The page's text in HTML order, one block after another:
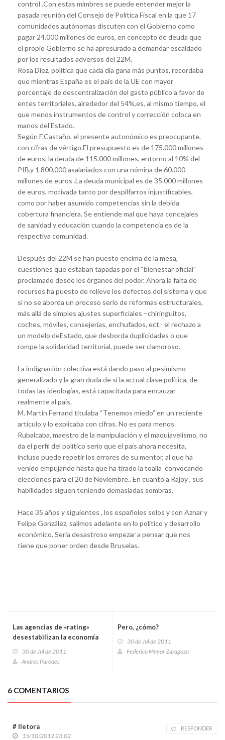
control .Con estas mimbres se puede entender mejor la
pasada reunión del Consejo de Política Fiscal en la que 17
comunidades autónomas discuten con el Gobierno como
pagar 24.000 millones de euros, en concepto de deuda que
el propio Gobierno se ha apresurado a demandar escaldado
por los resultados adversos del 22M.
Rosa Diez, política que cada día gana más puntos, recordaba
que mientras España es el país de la UE con mayor
porcentaje de descentralización del gasto público a favor de
entes territoriales, alrededor del 54%,es, al mismo tiempo, el
que menos instrumentos de control y corrección coloca en
manos del Estado.
Según F.Castaño, el presente autonómico es preocupante,
con cifras de vértigo.El presupuesto es de 175.000 millones
de euros, la deuda de 115.000 millones, entorno al 10% del
PIB,y 1.800.000 asalariados con una nómina de 60.000
millones de euros .La deuda municipal es de 35.000 millones
de euros, motivada tanto por despilfarros injustificables,
como por haber asumido competencias sin la debida
cobertura financiera. Se entiende mal que haya concejales
de sanidad y educación cuando la competencia es de la
respectiva comunidad.
Después del 22M se han puesto encima de la mesa,
cuestiones que estaban tapadas por el “bienestar oficial”
proclamado desde los órganos del poder. Ahora la falta de
recursos ha puesto de relieve los defectos del sistema y que
si no se aborda un proceso serio de reformas estructurales,
más allá de simples ajustes superficiales –chiringuitos,
coches, móviles, consejerías, enchufados, ect.- el rechazo a
un modelo deEstado, que desborda duplicidades o que
rompe la solidaridad territorial, puede ser clamoroso.
La indignación colectiva está dando paso al pesimismo
generalizado y la gran duda de si la actual clase política, de
todas las ideologías, está capacitada para encauzar
realmente al país.
M. Martin Ferrand titulaba “Tenemos miedo” en un reciente
artículo y lo explicaba con cifras. No es para menos.
Rubalcaba, maestro de la manipulación y el maquiavelismo, no
da el perfil del político serio que el país ahora necesita,
incluso puede repetir los errores de su mentor, al que ha
venido empujando hasta que ha tirado la toalla convocando
elecciones para el 20 de Noviembre.. En cuanto a Rajoy , sus
habilidades siguen teniendo demasiadas sombras.
Hace 35 años y siguientes , los españoles solos y con Aznar y
Felipe González, salimos adelante en lo político y desarrollo
económico. Sería desastroso empezar a pensar que nos
tiene que poner orden desde Bruselas.
Las agencias de «rating»
desestabilizan la economía
nacional
30 de Jul de 2011
Andrés Paredes
Pero, ¿cómo?
30 de Jul de 2011
Federico Mayor Zaragoza
6 COMENTARIOS
# lletora RESPONDER
15/10/2012 23:02